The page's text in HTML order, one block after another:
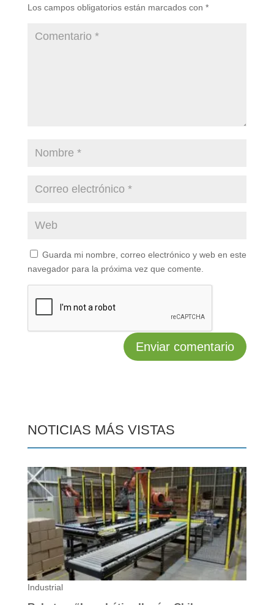
Los campos obligatorios están marcados con *
Guarda mi nombre, correo electrónico y web en este
navegador para la próxima vez que comente.
NOTICIAS MÁS VISTAS